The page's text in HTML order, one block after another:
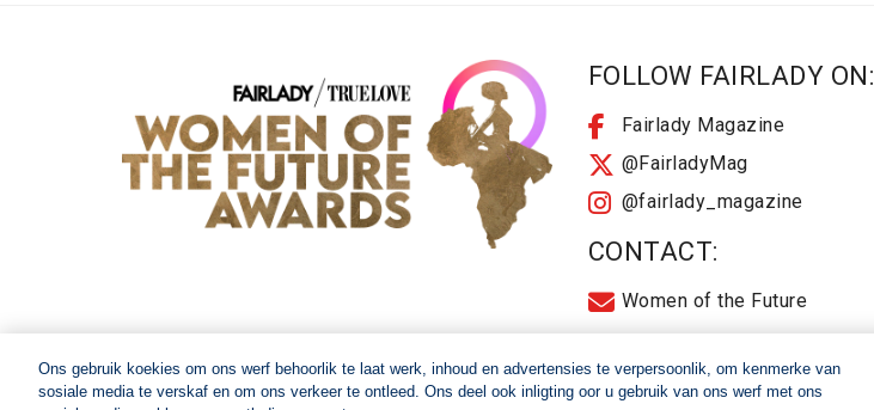
FOLLOW FAIRLADY ON:
Fairlady Magazine
@FairladyMag
@fairlady_magazine
CONTACT:
Women of the Future
© 2026 Women of The Future All Rights Reserved
Ons gebruik koekies om ons werf behoorlik te laat werk, inhoud en advertensies te verpersoonlik, om kenmerke van
sosiale media te verskaf en om ons verkeer te ontleed. Ons deel ook inligting oor u gebruik van ons werf met ons